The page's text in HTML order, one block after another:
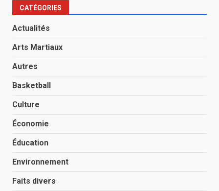
CATÉGORIES
Actualités
Arts Martiaux
Autres
Basketball
Culture
Économie
Éducation
Environnement
Faits divers